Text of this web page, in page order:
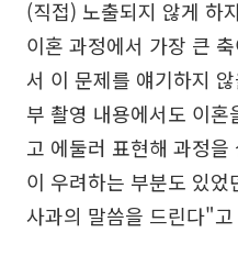
(직접) 노출되지 않게 하
이혼 과정에서 가장 큰
서 이 문제를 얘기하지
부 촬영 내용에서도 이
고 에둘러 표현해 과정
이 우려하는 부분도 있
사과의 말씀을 드린다"